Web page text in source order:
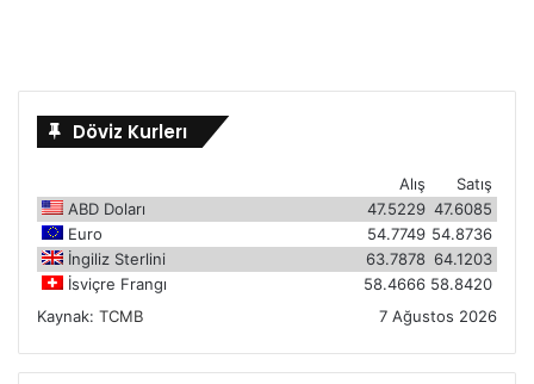
Döviz Kurlerı
Satış
Alış
ABD Doları
47.6085
47.5229
Euro
54.8736
54.7749
İngiliz Sterlini
64.1203
63.7878
İsviçre Frangı
58.8420
58.4666
Kaynak: TCMB 7 Ağustos 2026